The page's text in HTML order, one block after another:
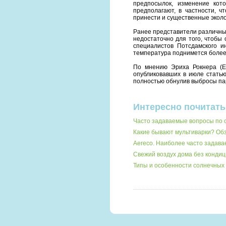
предпосылок, изменение
предполагают, в частности,
принести и существенные
Ранее представители
недостаточно для того,
специалистов Потсдамского
температура поднимется
По мнению Эриха Рокнера
опубликовавших в июле
полностью обнулив выбросы
Интересно почитать
Часто задаваемые вопросы по
Какие бывают мультиварки?
Aereco. Наиболее часто
Свежий воздух дома без
Типы и особенности солнечных